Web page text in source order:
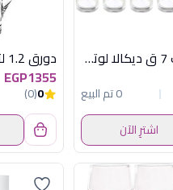
طقم شربات 7 ق ديكالا لوتس
0 تم البيع
اشترِ الآن
دورق 1.2 لتر فليونتى
EGP1355
0
(0)